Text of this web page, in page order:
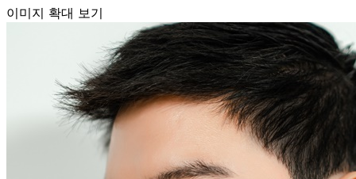
이미지 확대 보기